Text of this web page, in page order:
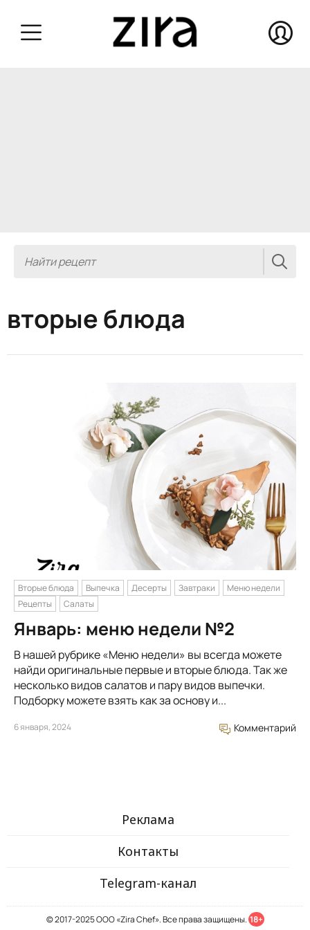
вторые блюда
Вторые блюда Выпечка Десерты Завтраки
Меню недели
Рецепты
Салаты
Январь: меню недели №2
В нашей рубрике «Меню недели» вы всегда можете
найди оригинальные первые и вторые блюда. Так же
несколько видов салатов и пару видов выпечки.
Подборку можете взять как за основу и...
6 января, 2024 Комментарий
Реклама
Контакты
Telegram-канал
© 2017-2025 ООО «Zira Chef». Все права защищены. 18+